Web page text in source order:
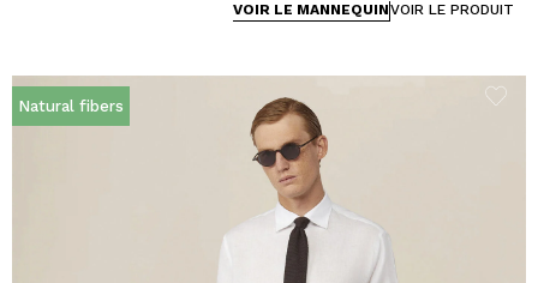
VOIR LE MANNEQUINVOIR LE PRODUIT
Natural fibers